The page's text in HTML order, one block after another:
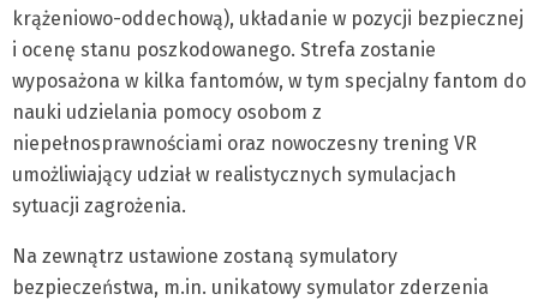
krążeniowo-oddechową), układanie w pozycji bezpiecznej
i ocenę stanu poszkodowanego. Strefa zostanie
wyposażona w kilka fantomów, w tym specjalny fantom do
nauki udzielania pomocy osobom z
niepełnosprawnościami oraz nowoczesny trening VR
umożliwiający udział w realistycznych symulacjach
sytuacji zagrożenia.
Na zewnątrz ustawione zostaną symulatory
bezpieczeństwa, m.in. unikatowy symulator zderzenia